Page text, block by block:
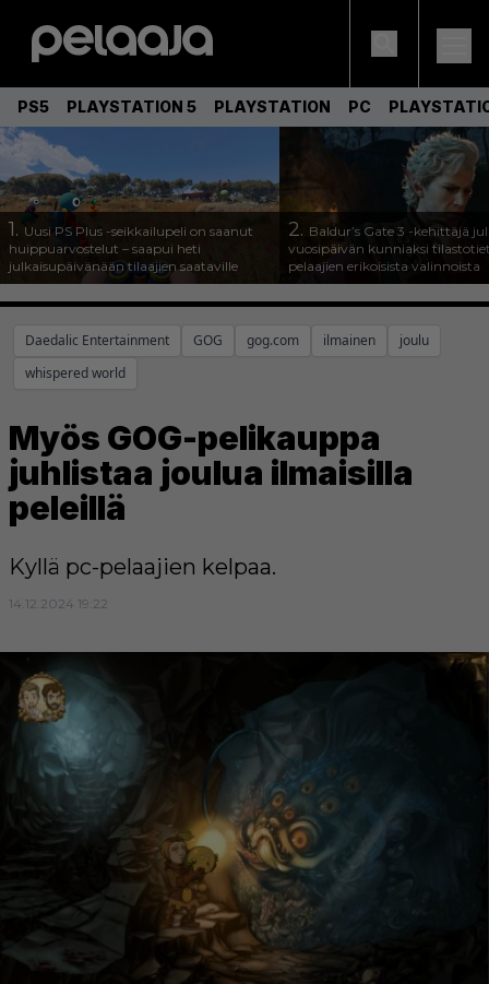
PS5 PLAYSTATION 5 PLAYSTATION PC
1. Uusi PS Plus -seikkailupeli on saanut
huippuarvostelut – saapui heti
julkaisupäivänään tilaajien saataville
2. Baldur’s Gate 3 -kehittäjä
vuosipäivän kunniaksi
pelaajien erikoisista valinnoista
Daedalic Entertainment GOG gog.com ilmainen
joulu
whispered world
Myös GOG-pelikauppa
juhlistaa joulua ilmaisilla
peleillä
Kyllä pc-pelaajien kelpaa.
14.12.2024 19:22